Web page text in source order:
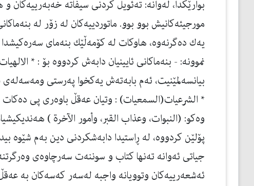
بوارێكدا، له‌وانه‌: ته‌ئویل كردنی سیفاته‌
مورجیئه‌كانیش بوو بوو. ماتوردییه‌كان له‌ زۆر له‌
یه‌ك ده‌گرنه‌وه‌، هاوكات له‌ كۆمه‌ڵێك بنه‌مای
نموونه‌: - بنه‌ماكانی ئایینیان دابه‌ش كردووه‌ بۆ : *
بیانسه‌لمێنیت، ئه‌م بابه‌ته‌ش یه‌كخوا په‌رستی
* الشرعیات(السمعیات) : وتیان عه‌قڵ باوه‌ری پی ده‌كات
وه‌كو: (النبوات، وعذاب القبر، وأمور الآخرة )
پۆلێن كردووه‌، له‌ ڕاستیدا دابه‌شكردنی دین به‌م شێوه‌
جیاتی ئه‌وانه‌ ته‌نها كتاب و سوننه‌ت سه‌رچاوه‌ی
ئه‌شعه‌رییه‌كان وتوویانه‌ واجبه‌ له‌سه‌ر كه‌سه‌كان به‌